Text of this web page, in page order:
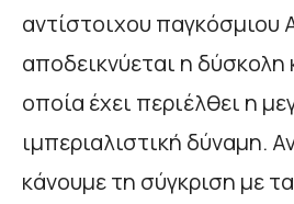
αντίστοιχου παγκόσμιου
αποδεικνύεται η
οποία έχει περιέλθει η
ιμπεριαλιστική δύναμη.
κάνουμε τη σύγκριση με